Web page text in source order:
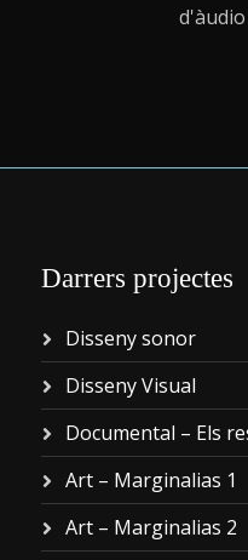
Darrers projectes
Disseny sonor
Disseny Visual
Documental – Els
Art – Marginalias 1
Art – Marginalias 2